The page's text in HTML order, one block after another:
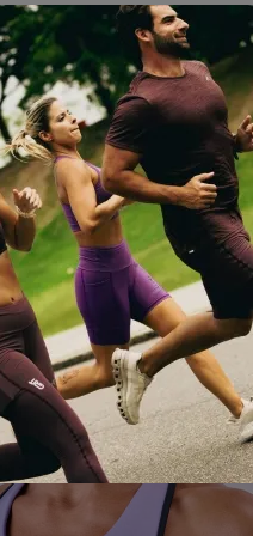
QUEM VIU,
-35%